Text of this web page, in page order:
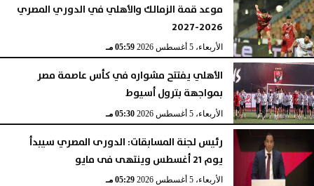
موعد قمة الزمالك والأهلي في الدوري المصري
2026-2027
الأربعاء، 5 أغسطس 2026 05:59 مـ
الأهلي يفتتح مشواره في كأس عاصمة مصر
بمواجهة بترول أسيوط
الأربعاء، 5 أغسطس 2026 05:30 مـ
رئيس لجنة المسابقات: الدورى المصري سيبدأ
يوم 21 أغسطس وينتهى فى مايو
الأربعاء، 5 أغسطس 2026 05:29 مـ